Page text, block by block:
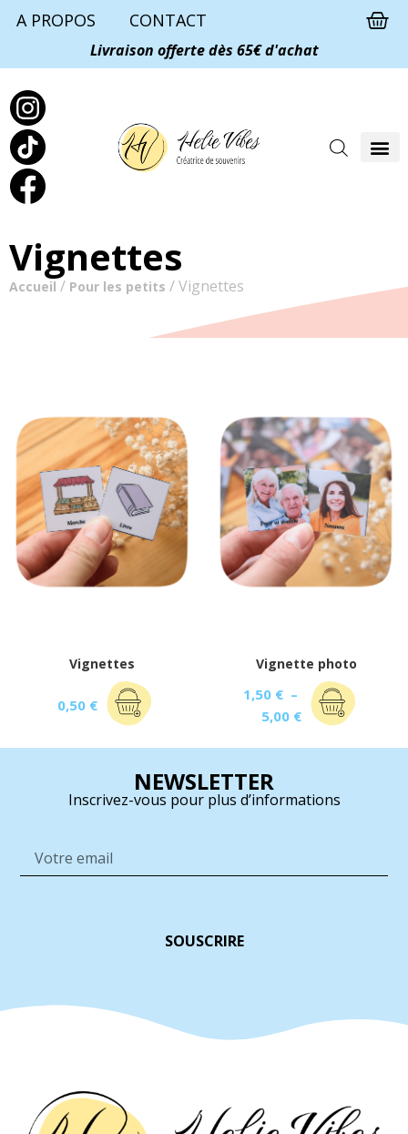
A PROPOS CONTACT
Livraison offerte dès 65€ d'achat
Vignettes
Accueil / Pour les petits / Vignettes
Vignettes
0,50 €
Vignette photo
1,50 € –
5,00 €
NEWSLETTER
Inscrivez-vous pour plus d’informations
SOUSCRIRE